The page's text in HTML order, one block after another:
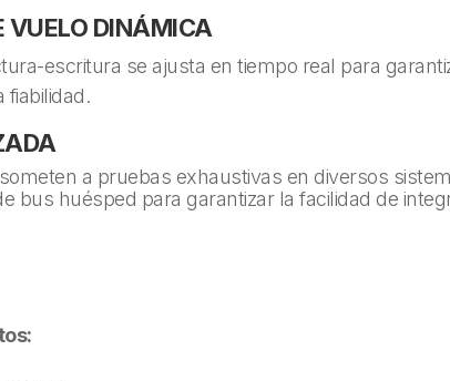
VUELO DINÁMICA
escritura se ajusta en tiempo real para
fiabilidad.
a pruebas exhaustivas en diversos
bus huésped para garantizar la facilidad de